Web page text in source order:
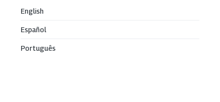
English
Español
Português